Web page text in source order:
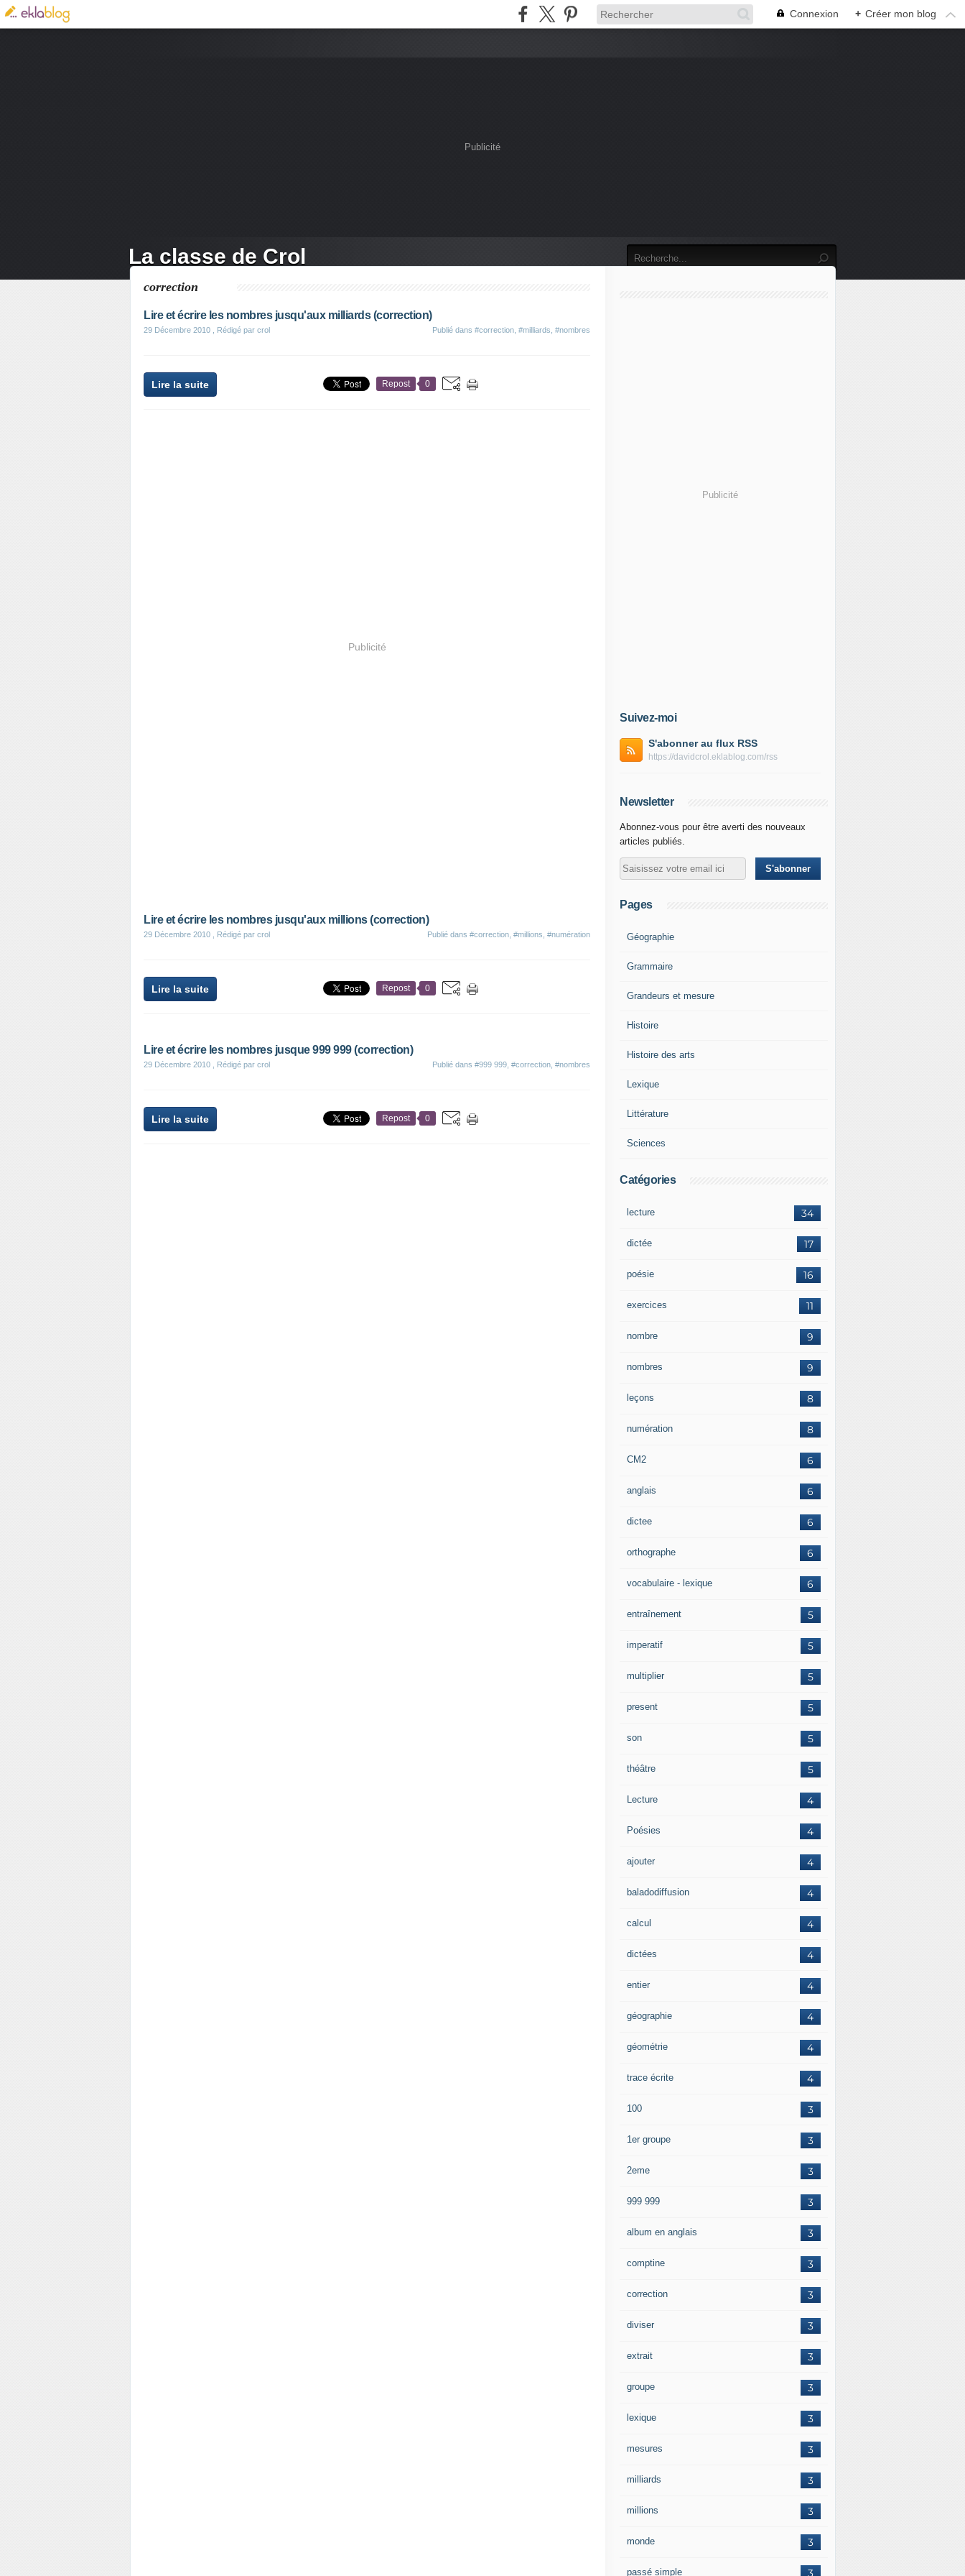
Connexion + Créer mon blog
Publicité
La classe de Crol
correction
Lire et écrire les nombres jusqu'aux milliards (correction)
29 Décembre 2010 , Rédigé par crol Publié dans #correction #milliards #nombres
Lire la suite Repost 0
Publicité
Lire et écrire les nombres jusqu'aux millions (correction)
29 Décembre 2010 , Rédigé par crol Publié dans #correction #millions #numération
Lire la suite Repost 0
Lire et écrire les nombres jusque 999 999 (correction)
29 Décembre 2010 , Rédigé par crol Publié dans #999 999 #correction #nombres
Lire la suite Repost 0
Publicité
Suivez-moi
S'abonner au flux RSS
https://davidcrol.eklablog.com/rss
Newsletter
Abonnez-vous pour être averti des nouveaux
articles publiés.
Pages
Géographie
Grammaire
Grandeurs et mesure
Histoire
Histoire des arts
Lexique
Littérature
Sciences
Catégories
34
lecture
17
dictée
16
poésie
11
exercices
9
nombre
9
nombres
8
leçons
8
numération
6
CM2
6
anglais
6
dictee
6
orthographe
6
vocabulaire - lexique
5
entraînement
5
imperatif
5
multiplier
5
present
5
son
5
théâtre
4
Lecture
4
Poésies
4
ajouter
4
baladodiffusion
4
calcul
4
dictées
4
entier
4
géographie
4
géométrie
4
trace écrite
3
100
3
1er groupe
3
2eme
3
999 999
3
album en anglais
3
comptine
3
correction
3
diviser
3
extrait
3
groupe
3
lexique
3
mesures
3
milliards
3
millions
3
monde
3
passé simple